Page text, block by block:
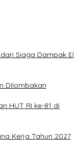
Siaga Dampak El
Dilombakan
HUT RI ke-81 di
Kerja Tahun 2027